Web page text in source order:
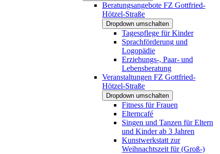
Beratungsangebote FZ Gottfried-
Hötzel-Straße
Dropdown umschalten
Tagespflege für Kinder
Sprachförderung und
Logopädie
Erziehungs-, Paar- und
Lebensberatung
Veranstaltungen FZ Gottfried-
Hötzel-Straße
Dropdown umschalten
Fitness für Frauen
Elterncafé
Singen und Tanzen für Eltern
und Kinder ab 3 Jahren
Kunstwerkstatt zur
Weihnachtszeit für (Groß-)